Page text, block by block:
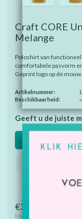
Craft CORE
Melange
Poloshirt van
comfortabele pasvorm
Geprint logo op de mouw.
Artikelnummer:
Beschikbaarheid:
Geeft u de juiste
€32,00
Excl. btw